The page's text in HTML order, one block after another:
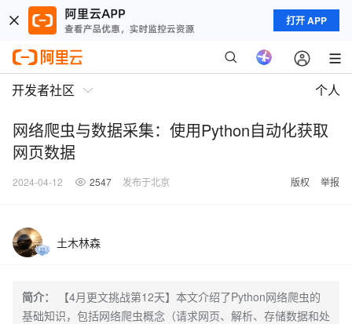
打开 APP
开发者社区 个人
网络爬虫与数据采集：使用Python自动化获取
网页数据
2024-04-12 2547 发布于北京 版权 举报
土木林森
简介：
【4月更文挑战第12天】本文介绍了Python网络爬虫的
基础知识，包括网络爬虫概念（请求网页、解析、存储数据和处